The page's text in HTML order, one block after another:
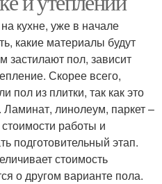
кухне, уже в начале
какие материалы будут
застилают пол, зависит
Скорее всего,
пол из плитки, так как это
линолеум, паркет –
работы и
подготовительный этап.
стоимость
о другом варианте пола.